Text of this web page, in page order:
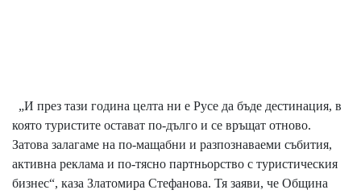
„И през тази година целта ни е Русе да бъде дестинация, в
която туристите остават по-дълго и се връщат отново.
Затова залагаме на по-мащабни и разпознаваеми събития,
активна реклама и по-тясно партньорство с туристическия
бизнес“, каза Златомира Стефанова. Тя заяви, че Община